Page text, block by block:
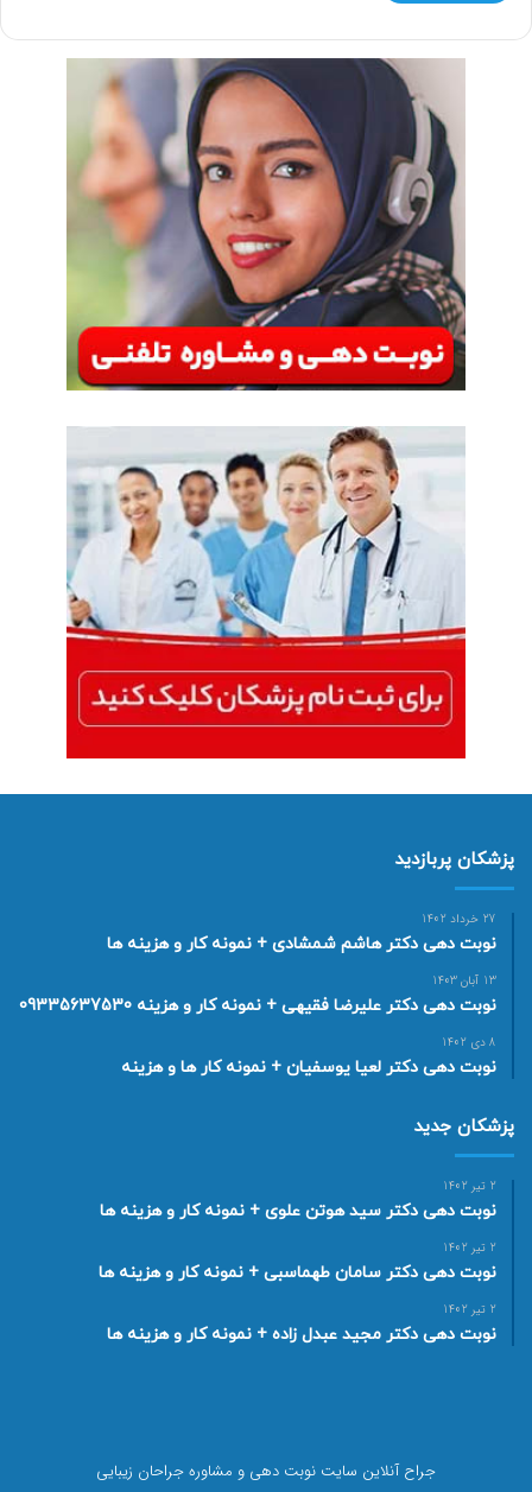
پزشکان پربازدید
27 خرداد 1402
نوبت دهی دکتر هاشم شمشادی + نمونه کار و هزینه ها
13 آبان 1403
نوبت دهی دکتر علیرضا فقیهی + نمونه کار و هزینه 09335637530
8 دی 1402
نوبت دهی دکتر لعیا یوسفیان + نمونه کار ها و هزینه
پزشکان جدید
2 تیر 1402
نوبت دهی دکتر سید هوتن علوی + نمونه کار و هزینه ها
2 تیر 1402
نوبت دهی دکتر سامان طهماسبی + نمونه کار و هزینه ها
2 تیر 1402
نوبت دهی دکتر مجید عبدل زاده + نمونه کار و هزینه ها
جراح آنلاین سایت نوبت دهی و مشاوره جراحان زیبایی